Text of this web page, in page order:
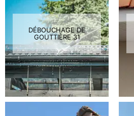
DÉBOUCHAGE DE
GOUTTIÈRE 31